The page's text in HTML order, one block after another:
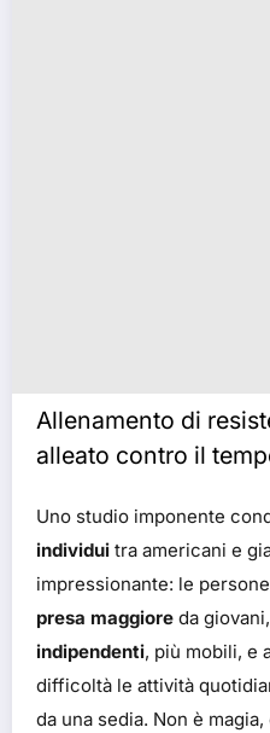
Allenamento di
alleato contro il
Uno studio imponente
individui tra americani e
impressionante: le
presa maggiore da giovani,
indipendenti, più mobili, e
difficoltà le attività
da una sedia. Non è